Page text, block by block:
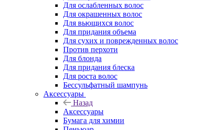
Для ослабленных волос
Для окрашенных волос
Для вьющихся волос
Для придания объема
Для сухих и поврежденных волос
Против перхоти
Для блонда
Для придания блеска
Для роста волос
Бессульфатный шампунь
Аксессуары
Назад
Аксессуары
Бумага для химии